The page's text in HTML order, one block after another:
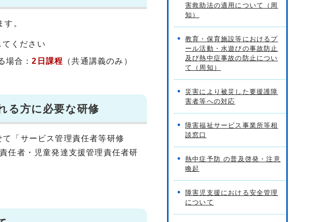
。
てください
場合：2日課程 （共通講義のみ）
る方に必要な研修
「サービス管理責任者等研修
任者・児童発達支援管理責任者研
害救助法の適用について（周
知）
教育・保育施設等におけるプ
ール活動・水遊びの事故防止
及び熱中症事故の防止につい
て（周知）
災害により被災した要援護障
害者等への対応
障害福祉サービス事業所等相
談窓口
熱中症予防 の普及啓発・注意
喚起
障害児支援における安全管理
について